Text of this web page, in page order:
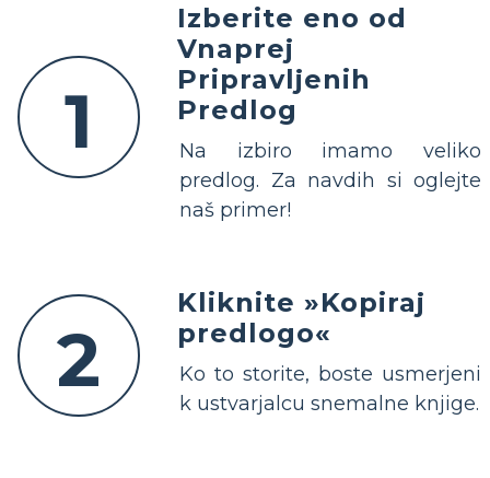
1
Izberite eno od
Vnaprej
Pripravljenih
Predlog
Na izbiro imamo veliko
predlog. Za navdih si oglejte
naš primer!
2
Kliknite »Kopiraj
predlogo«
Ko to storite, boste usmerjeni
k ustvarjalcu snemalne knjige.